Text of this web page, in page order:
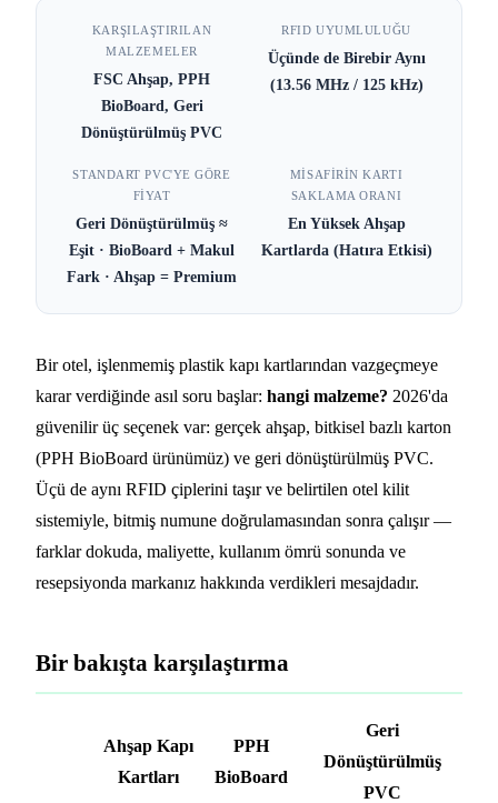
Kapı Kartları: 2026
Karşılaştırması
5 DK OKUMA
KARŞILAŞTIRILAN
MALZEMELER
FSC Ahşap, PPH
BioBoard, Geri
Dönüştürülmüş PVC
RFID UYUMLULUĞU
Üçünde de Birebir Aynı
(13.56 MHz / 125 kHz)
STANDART PVC'YE GÖRE
FIYAT
Geri Dönüştürülmüş ≈
Eşit · BioBoard + Makul
Fark · Ahşap = Premium
MISAFIRIN KARTI
SAKLAMA ORANI
En Yüksek Ahşap
Kartlarda (Hatıra Etkisi)
Bir otel, işlenmemiş plastik kapı kartlarından vazgeçmeye
karar verdiğinde asıl soru başlar: hangi malzeme? 2026'da
güvenilir üç seçenek var: gerçek ahşap, bitkisel bazlı karton
(PPH BioBoard ürünümüz) ve geri dönüştürülmüş PVC.
Üçü de aynı RFID çiplerini taşır ve belirtilen otel kilit
sistemiyle, bitmiş numune doğrulamasından sonra çalışır —
farklar dokuda, maliyette, kullanım ömrü sonunda ve
resepsiyonda markanız hakkında verdikleri mesajdadır.
Bir bakışta karşılaştırma
Ahşap Kapı
Kartları
PPH
BioBoard
Geri
Dönüştürülmüş
PVC